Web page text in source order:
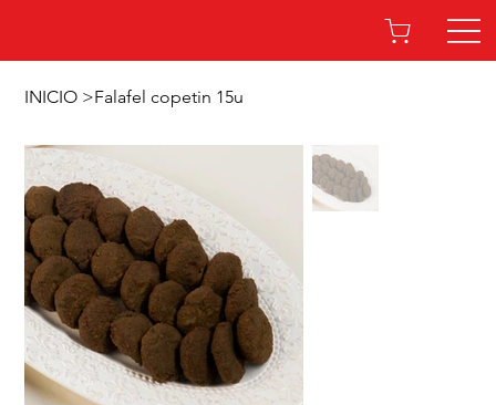
INICIO >Falafel copetin 15u